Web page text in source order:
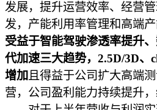
发展，提升运营效率、经营
发，产能利用率管理和高端
受益于智能驾驶渗透率提升
代加速三大趋势，2.5D/3D、
增加 且得益于公司扩大高端
营，公司盈利能力持续提升